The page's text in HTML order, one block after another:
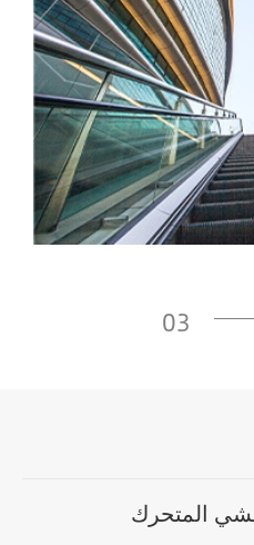
03
المتحرك